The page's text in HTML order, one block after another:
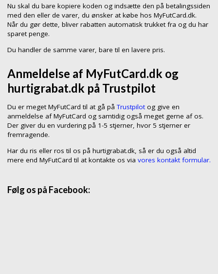
Nu skal du bare kopiere koden og indsætte den på betalingssiden
med den eller de varer, du ønsker at købe hos MyFutCard.dk.
Når du gør dette, bliver rabatten automatisk trukket fra og du har
sparet penge.
Du handler de samme varer, bare til en lavere pris.
Anmeldelse af MyFutCard.dk og
hurtigrabat.dk på Trustpilot
Du er meget MyFutCard til at gå påTrustpilotog give en
anmeldelse af MyFutCard og samtidig også meget gerne af os.
Der giver du en vurdering på 1-5 stjerner, hvor 5 stjerner er
fremragende.
Har du ris eller ros til os på hurtigrabat.dk, så er du også altid
mere end MyFutCard til at kontakte os via vores kontakt formular.
Følg os på Facebook: